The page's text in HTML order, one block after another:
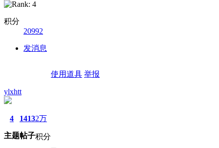
积分
20992
发消息
使用道具 举报
ylxhtt
4
主题
1413
帖子
2万
积分